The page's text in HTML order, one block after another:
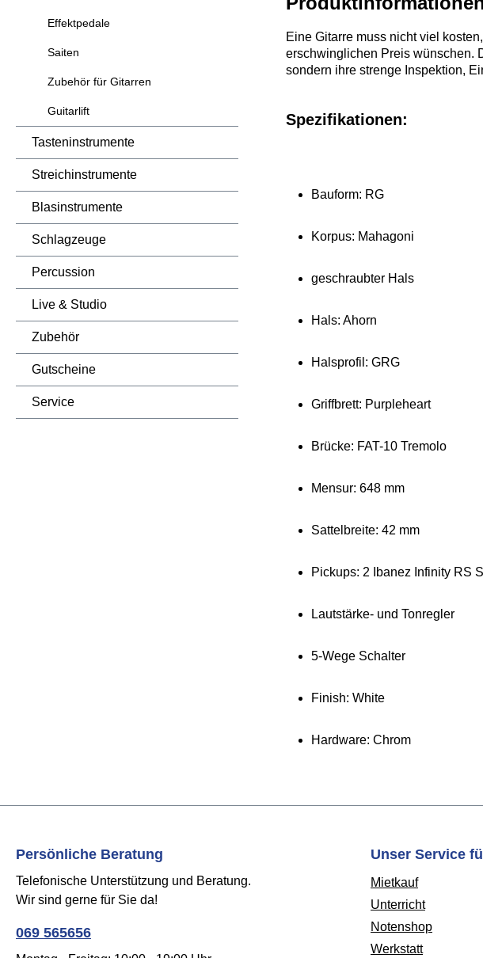
Effektpedale
Saiten
Zubehör für Gitarren
Guitarlift
Tasteninstrumente
Streichinstrumente
Blasinstrumente
Schlagzeuge
Percussion
Live & Studio
Zubehör
Gutscheine
Service
Eine Gitarre muss nicht viel
erschwinglichen Preis wünschen.
sondern ihre strenge Inspektion,
Spezifikationen:
Bauform: RG
Korpus: Mahagoni
geschraubter Hals
Hals: Ahorn
Halsprofil: GRG
Griffbrett: Purpleheart
Brücke: FAT-10 Tremolo
Mensur: 648 mm
Sattelbreite: 42 mm
Pickups: 2 Ibanez Infinity RS
Lautstärke- und Tonregler
5-Wege Schalter
Finish: White
Hardware: Chrom
Persönliche Beratung
Telefonische Unterstützung und Beratung.
Wir sind gerne für Sie da!
069 565656
Unser Service
Mietkauf
Unterricht
Notenshop
Werkstatt